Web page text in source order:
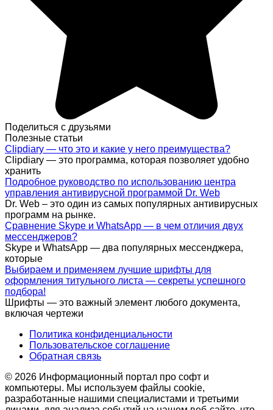
Поделиться с друзьями
Полезные статьи
Clipdiary — что это и какие у него преимущества?
Clipdiary — это программа, которая позволяет удобно
хранить
Подробное руководство по использованию центра
управления антивирусной программой Dr. Web
Dr. Web – это один из самых популярных антивирусных
программ на рынке.
Сравнение Skype и WhatsApp — в чем отличия двух
мессенджеров?
Skype и WhatsApp — два популярных мессенджера,
которые
Выбираем и применяем лучшие шрифты для
оформления титульного листа — секреты успешного
подбора!
Шрифты — это важный элемент любого документа,
включая чертежи
Политика конфиденциальности
Пользовательское соглашение
Обратная связь
© 2026 Информационный портал про софт и
компьютеры. Мы используем файлы cookie,
разработанные нашими специалистами и третьими